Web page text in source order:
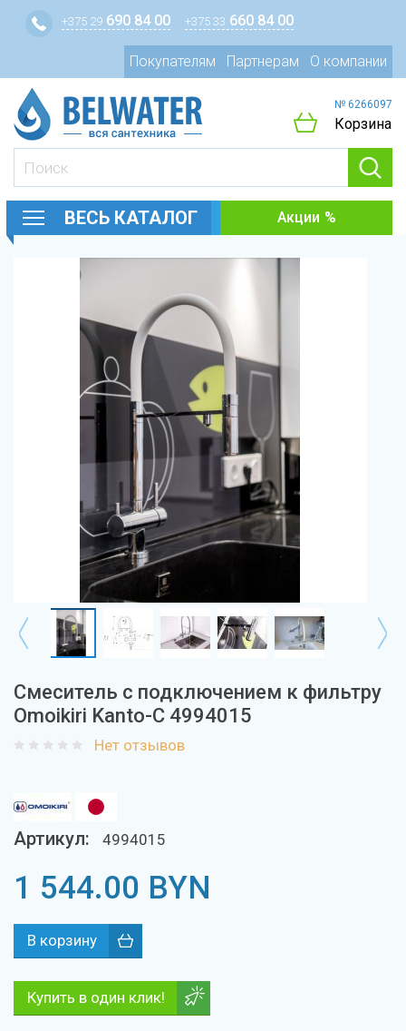
+375 29 690 84 00 +375 33 660 84 00
Покупателям Партнерам О компании
№ 6266097
Корзина
ВЕСЬ КАТАЛОГ Акции
Смеситель с подключением к фильтру
Omoikiri Kanto-C 4994015
Нет отзывов
Артикул: 4994015
1 544.00 BYN
Купить в один клик!